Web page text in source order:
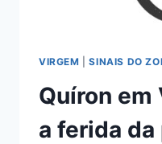
VIRGEM |SINAIS DO
Quíron em
a ferida